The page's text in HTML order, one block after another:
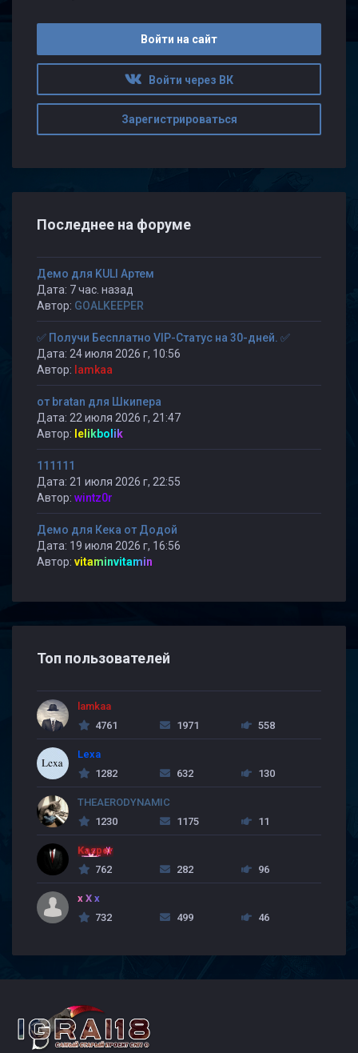
Войти на сайт
Войти через ВК
Зарегистрироваться
Последнее на форуме
Демо для KULI Артем
Дата: 7 час. назад
Автор: GOALKEEPER
✅ Получи Бесплатно VIP-Статус на 30-дней. ✅
Дата: 24 июля 2026 г, 10:56
Автор: lamkaa
от bratan для Шкипера
Дата: 22 июля 2026 г, 21:47
Автор: lelikbolik
111111
Дата: 21 июля 2026 г, 22:55
Автор: wintz0r
Демо для Кека от Додой
Дата: 19 июля 2026 г, 16:56
Автор: vitaminvitamin
Топ пользователей
lamkaa
4761
1971 558
Lexa
1282
632 130
THEAERODYNAMIC
1230
1175 11
Kasper
762
282 96
x X x
732
499 46